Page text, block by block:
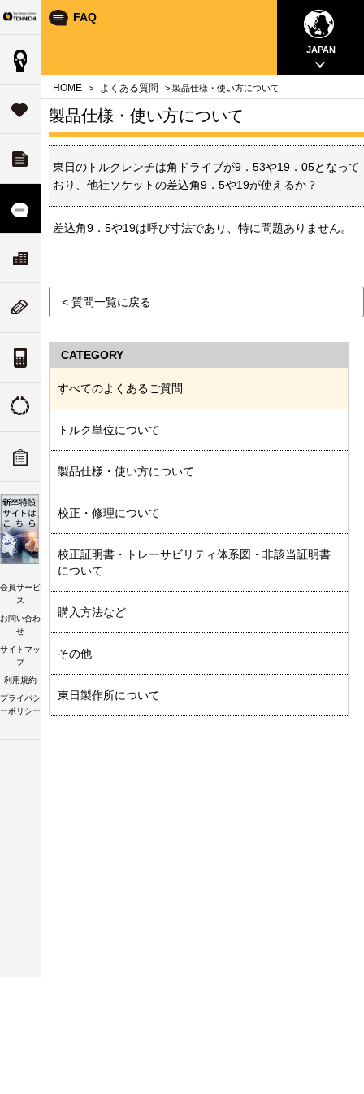
Your Torque Partner TOHNICHI
サポート
ダウンロード
よくある質問
ニューストピックス
トルク単位の換算
トルクの由来
会員サービ
ス
お問い合わ
せ
サイトマッ
プ
利用規約
プライバシ
ーポリシー
close
close
close
デ
ツリ
close
て
ティ
close
close
close FAQ
JAPAN
HOME > よくある質問 > 製品仕様・使い方について
製品仕様・使い方について
東日のトルクレンチは角ドライブが9．53や19．05となって
おり、他社ソケットの差込角9．5や19が使えるか？
差込角9．5や19は呼び寸法であり、特に問題ありません。
< 質問一覧に戻る
CATEGORY
すべてのよくあるご質問
トルク単位について
製品仕様・使い方について
校正・修理について
校正証明書・トレーサビリティ体系図・非該当証明書
について
購入方法など
その他
東日製作所について